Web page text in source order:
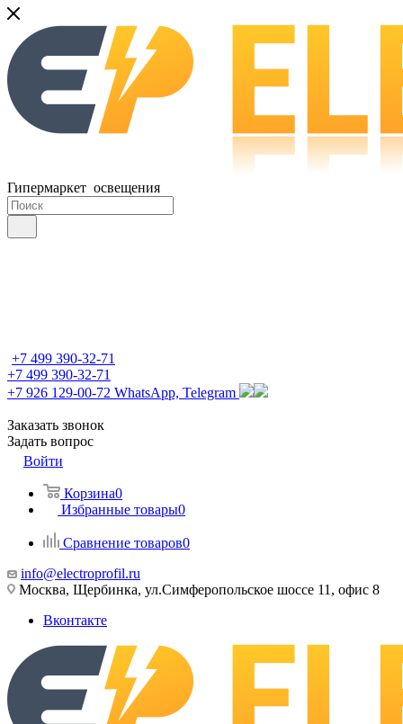
Гипермаркет освещения
+7 499 390-32-71
+7 499 390-32-71
+7 926 129-00-72 WhatsApp, Telegram
Заказать звонок
Задать вопрос
Войти
Корзина0
Избранные товары0
Сравнение товаров0
info@electroprofil.ru
Москва, Щербинка, ул.Симферопольское шоссе 11, офис 8
Вконтакте